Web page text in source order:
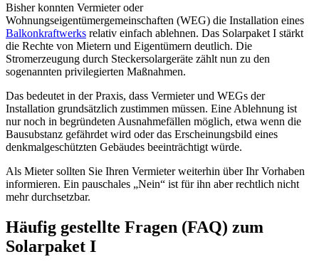
Bisher konnten Vermieter oder
Wohnungseigentümergemeinschaften (WEG) die Installation eines
Balkonkraftwerks relativ einfach ablehnen. Das Solarpaket I stärkt
die Rechte von Mietern und Eigentümern deutlich. Die
Stromerzeugung durch Steckersolargeräte zählt nun zu den
sogenannten privilegierten Maßnahmen.
Das bedeutet in der Praxis, dass Vermieter und WEGs der
Installation grundsätzlich zustimmen müssen. Eine Ablehnung ist
nur noch in begründeten Ausnahmefällen möglich, etwa wenn die
Bausubstanz gefährdet wird oder das Erscheinungsbild eines
denkmalgeschützten Gebäudes beeinträchtigt würde.
Als Mieter sollten Sie Ihren Vermieter weiterhin über Ihr Vorhaben
informieren. Ein pauschales „Nein“ ist für ihn aber rechtlich nicht
mehr durchsetzbar.
Häufig gestellte Fragen (FAQ) zum
Solarpaket I